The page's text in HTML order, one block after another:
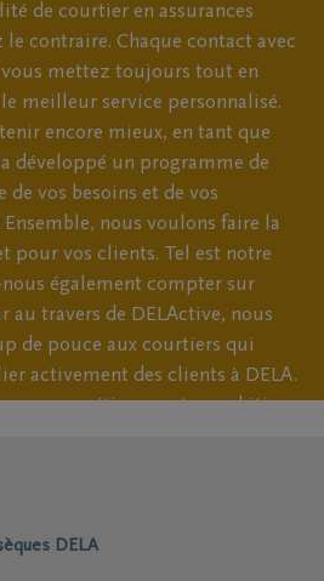
de courtier en assurances
contraire. Chaque contact avec
mettez toujours tout en
meilleur service personnalisé.
encore mieux, en tant que
développé un programme de
vos besoins et de vos
nous voulons faire la
pour vos clients. Tel est notre
également compter sur
au travers de DELActive, nous
de pouce aux courtiers qui
activement des clients à DELA.
concrétisons votre ambition.
DELA